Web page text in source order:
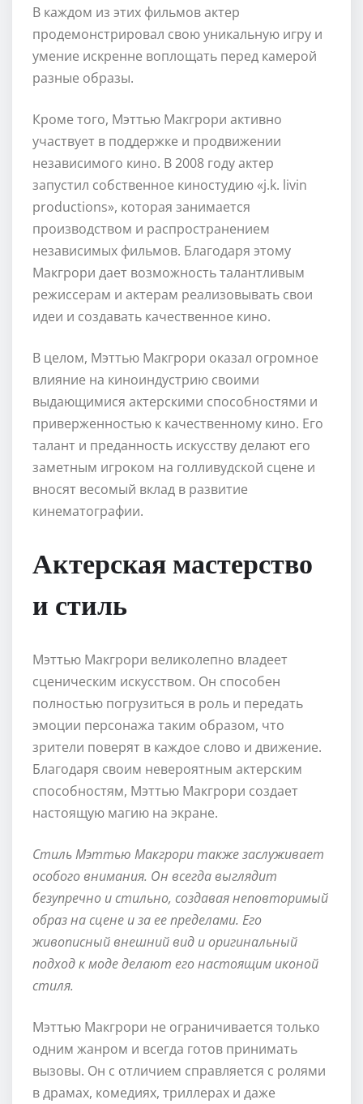
В каждом из этих фильмов актер
продемонстрировал свою уникальную игру и
умение искренне воплощать перед камерой
разные образы.
Кроме того, Мэттью Макгрори активно
участвует в поддержке и продвижении
независимого кино. В 2008 году актер
запустил собственное киностудию «j.k. livin
productions», которая занимается
производством и распространением
независимых фильмов. Благодаря этому
Макгрори дает возможность талантливым
режиссерам и актерам реализовывать свои
идеи и создавать качественное кино.
В целом, Мэттью Макгрори оказал огромное
влияние на киноиндустрию своими
выдающимися актерскими способностями и
приверженностью к качественному кино. Его
талант и преданность искусству делают его
заметным игроком на голливудской сцене и
вносят весомый вклад в развитие
кинематографии.
Актерская мастерство
и стиль
Мэттью Макгрори великолепно владеет
сценическим искусством. Он способен
полностью погрузиться в роль и передать
эмоции персонажа таким образом, что
зрители поверят в каждое слово и движение.
Благодаря своим невероятным актерским
способностям, Мэттью Макгрори создает
настоящую магию на экране.
Стиль Мэттью Макгрори также заслуживает
особого внимания. Он всегда выглядит
безупречно и стильно, создавая неповторимый
образ на сцене и за ее пределами. Его
живописный внешний вид и оригинальный
подход к моде делают его настоящим иконой
стиля.
Мэттью Макгрори не ограничивается только
одним жанром и всегда готов принимать
вызовы. Он с отличием справляется с ролями
в драмах, комедиях, триллерах и даже